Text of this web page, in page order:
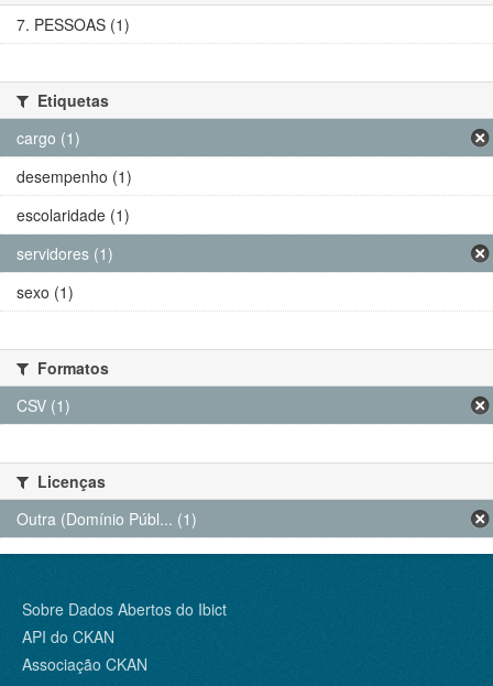
7. PESSOAS (1)
Etiquetas
cargo (1)
desempenho (1)
escolaridade (1)
servidores (1)
sexo (1)
Formatos
CSV (1)
Licenças
Outra (Domínio Públ... (1)
Sobre Dados Abertos do Ibict
API do CKAN
Associação CKAN